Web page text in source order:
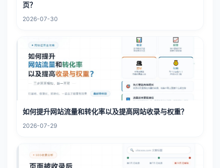
页？
2026-07-30
如何提升网站流量和转化率以及提高网站收录与权重？
2026-07-29